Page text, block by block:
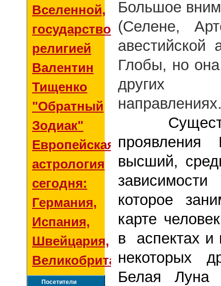
Вселенной,
государством и
религией
Валентин
Тищенко
"Обратный
Зодиак"
Европейская
астрология
сегодня:
Германия,
Испания,
Швейцария,
Великобритания
Посетители
Большое
(Селене,
авестийской
Глобы, но
других
высший,
которое
карте
в аспектах и
некоторых
Белая Луна